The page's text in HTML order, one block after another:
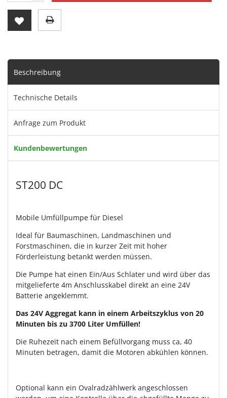
Beschreibung
Technische Details
Anfrage zum Produkt
Kundenbewertungen
ST200 DC
Mobile Umfüllpumpe für Diesel
Ideal für Baumaschinen, Landmaschinen und
Forstmaschinen, die in kurzer Zeit mit hoher
Förderleistung betankt werden müssen.
Die Pumpe hat einen Ein/Aus Schlater und wird über das
mitgelieferte 4m Anschlusskabel direkt an eine 24V
Batterie angeklemmt.
Das 24V Aggregat kann in einem Arbeitszyklus von 20
Minuten bis zu 3700 Liter Umfüllen!
Die Ruhezeit nach einem Befüllvorgang muss ca, 40
Minuten betragen, damit die Motoren abkühlen können.
Optional kann ein Ovalradzählwerk angeschlossen